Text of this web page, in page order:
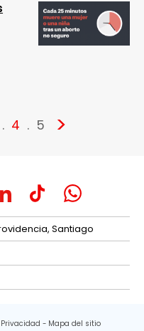
4 5 >
Santiago
Mapa del sitio